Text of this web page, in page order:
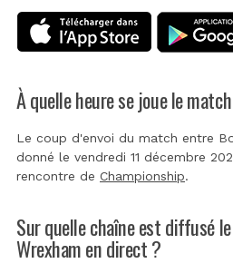
À quelle heure se joue le
Le coup d'envoi du match entre
donné le vendredi 11 décembre
rencontre de Championship.
Sur quelle chaîne est diffusé
Wrexham en direct ?